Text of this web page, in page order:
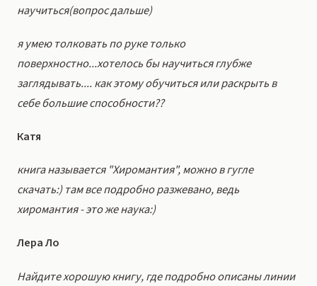
научиться(вопрос дальше)
я умею толковать по руке только
поверхностно...хотелось бы научиться глубже
заглядывать.... как этому обучиться или раскрыть в
себе большие способности??
Катя
книга называется "Хиромантия", можно в гугле
скачать:) там все подробно разжевано, ведь
хиромантия - это же наука:)
Лера Ло
Найдите хорошую книгу, где подробно описаны линии